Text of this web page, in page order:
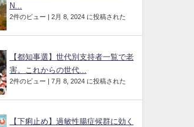
N...
2件のビュー | 2月 8, 2024 に投稿された
【都知事選】世代別支持者一覧で老
害。これからの世代...
2件のビュー | 7月 8, 2024 に投稿された
【下痢止め】過敏性腸症候群に効く